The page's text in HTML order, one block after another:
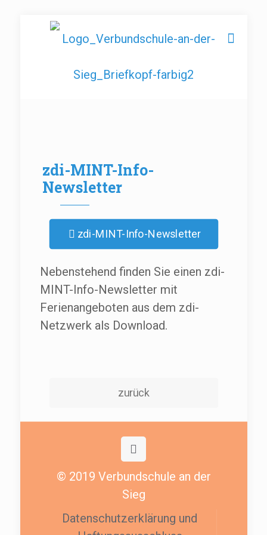
zdi-MINT-Info-
Newsletter
zdi-MINT-Info-Newsletter
Nebenstehend finden Sie einen zdi-
MINT-Info-Newsletter mit
Ferienangeboten aus dem zdi-
Netzwerk als Download.
zurück
© 2019 Verbundschule an der
Sieg
Datenschutzerklärung und